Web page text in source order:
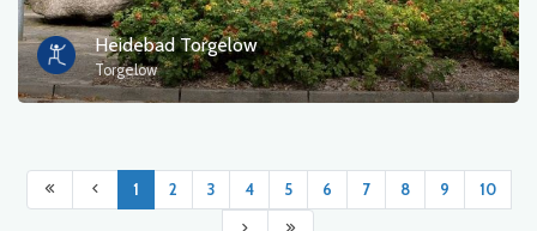
Heidebad Torgelow
Torgelow
1 2 3 4 5 6 7 8 9 10